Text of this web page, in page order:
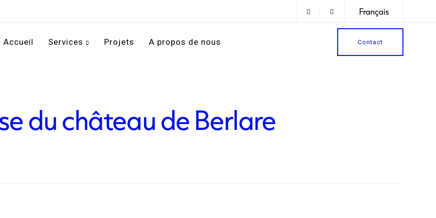
Français
Accueil Services Projets A propos de nous Contact
du château de Berlare